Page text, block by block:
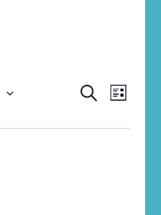
Suche
und
SUCHE
LISTE
Datum